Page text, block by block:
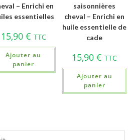
– Enrichi en
essentielles
15,90 € TTC
Ajouter au
panier
saisonnières
cheval – Enrichi en
huile essentielle de
cade
15,90€ TTC
Ajouter au
panier